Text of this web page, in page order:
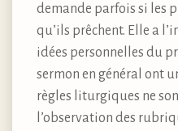
demande parfois si les
qu’ils prêchent. Elle a
idées personnelles du
sermon en général ont
règles liturgiques ne
l’observation des